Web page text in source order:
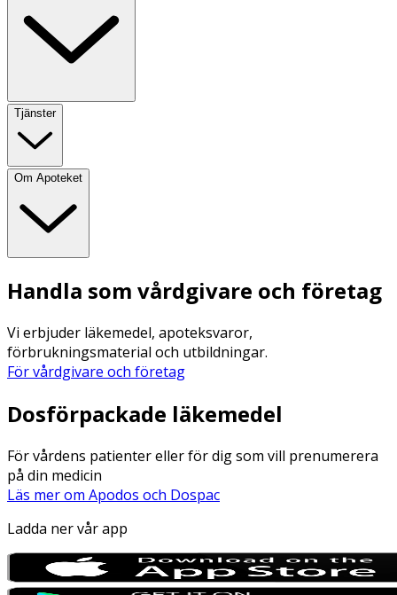
Tjänster
Om Apoteket
Handla som vårdgivare och företag
Vi erbjuder läkemedel, apoteksvaror,
förbrukningsmaterial och utbildningar.
För vårdgivare och företag
Dosförpackade läkemedel
För vårdens patienter eller för dig som vill prenumerera
på din medicin
Läs mer om Apodos och Dospac
Ladda ner vår app